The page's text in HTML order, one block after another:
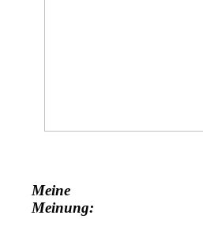
Meine
Meinung: